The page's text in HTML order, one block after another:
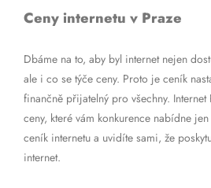
Ceny internetu v Praze
Dbáme na to, aby byl internet nejen
ale i co se týče ceny. Proto je ceník
finančně přijatelný pro všechny.
ceny, které vám konkurence nabídne
ceník internetu a uvidíte sami, že
internet.